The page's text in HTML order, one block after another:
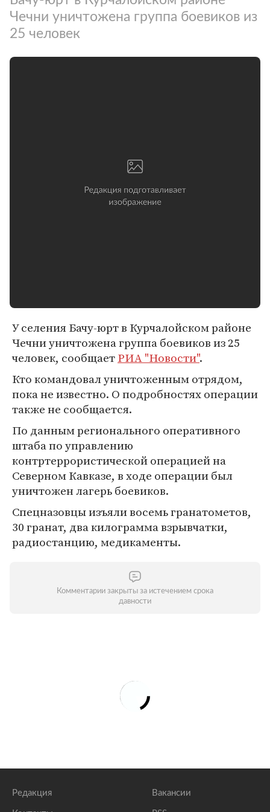
Чечни уничтожена группа боевиков из
25 человек
У селения Бачу-юрт в Курчалойском районе
Чечни уничтожена группа боевиков из 25
человек, сообщаетРИА "Новости".
Кто командовал уничтоженным отрядом,
пока не известно. О подробностях операции
также не сообщается.
По данным регионального оперативного
штаба по управлению
контртеррористической операцией на
Северном Кавказе, в ходе операции был
уничтожен лагерь боевиков.
Спецназовцы изъяли восемь гранатометов,
30 гранат, два килограмма взрывчатки,
радиостанцию, медикаменты.
Комментарии закрыты за истечением срока
давности
Редакция Вакансии